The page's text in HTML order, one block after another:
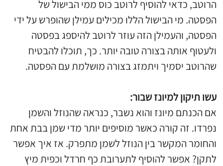
הרוטב, כדאי להוסיף לרוטב כוס ממי הבישול של
הפסטה. מי הבישול הללו מכילים עמילן שהופרש על ידי
הפסטה, והעמילן הזה עוזר לרוטב להיספג בפסטה
ולעטוף אותה בצורה טובה יותר. כך, תוכלו להבטיח
שהרוטב יסמיך ויתמזג בצורה מושלמת עם הפסטה.
עשו תיקון למיונז שבור:
אם הכנתם מיונז והוא נשבר, כנראה שהנוזל והשמן
נפרדו. זה קורה כאשר מוסיפים יותר מדי שמן בבת אחת
והחומר המקשר בין הנוזל לשמן מתפרק. אז איך אפשר
לתקן? אפשר להוסיף לתערובת כף חרדל וכפית מיץ